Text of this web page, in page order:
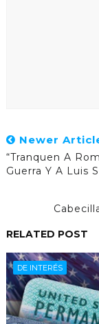
Newer
“Tranquen A
Guerra Y A Luis
RELATED POST
DE INTERÉS